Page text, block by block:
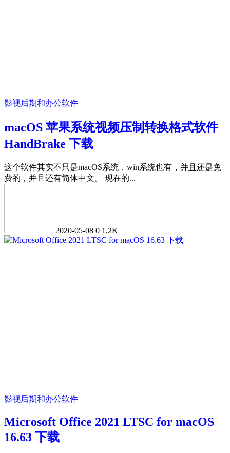
影视后期和办公软件
macOS 苹果系统视频压制转换格式软件
HandBrake 下载
这个软件其实不只是macOS系统，win系统也有，并且还是免
费的，并且还有简体中文。 现在的...
2020-05-08 0 1.2K
影视后期和办公软件
Microsoft Office 2021 LTSC for macOS
16.63 下载